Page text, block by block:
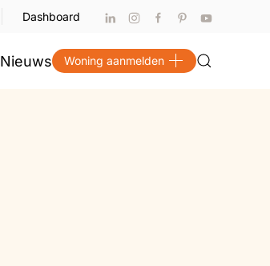
Dashboard
Nieuws Woning aanmelden